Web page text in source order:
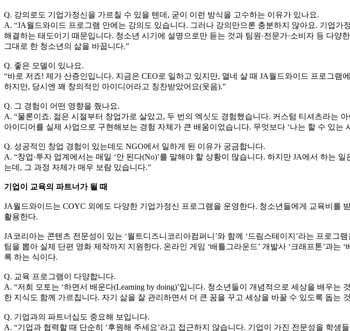
Q. 강의로도 기업가정신을 가르칠 수 있을 텐데, 굳이 이런 방식을 고수하는 이유가 있나요.
A. “JA월드와이드 프로그램 안에는 강의도 있습니다. 그러나 강의만으론 충분하지 않아요. 기업
해결하는 태도이기 때문입니다. 청소년 시기에 설명으로만 듣는 것과 팀원·전문가·소비자 등 다
그대로 한 청소년의 삶을 바꿉니다.”
Q. 좋은 모델이 있나요.
“바로 저죠! 제가 산증인입니다. 지금은 CEO로 일하고 있지만, 열네 살 때 JA월드와이드 프로그램
하지만, 당시엔 꽤 창의적인 아이디어라고 칭찬받았어요(웃음).”
Q. 그 경험이 어떤 영향을 줬나요.
A. “물론이죠. 젊은 시절부터 창업가로 살았고, 두 번의 엑싯도 경험했습니다. 커스텀 티셔츠라는
아이디어를 실제 사업으로 구현해보는 경험 자체가 큰 배움이었습니다. 무엇보다 ‘나는 할 수 있
Q. 성공적인 창업 경험이 있는데도 NGO에서 일하게 된 이유가 궁금합니다.
A. “창업·투자 업계에서는 매일 ‘안 된다(No)’를 말해야 할 상황이 많습니다. 하지만 JA에서 하는
는데, 그 과정 자체가 매우 보람 있습니다.”
기업이 교육의 파트너가 될 때
JA월드와이드는 COYC 외에도 다양한 기업가정신 프로그램을 운영한다. 청소년들에게 교육비를
활용한다.
JA코리아는 콘텐츠 전문성이 있는 ‘월트디즈니코리아컴퍼니’와 함께 ‘드림스테이지’라는 프로
팀을 뽑아 실제 단편 영화 제작까지 지원한다. 온라인 게임 ‘배틀그라운드’ 개발사 ‘크래프톤’과는
록 하는 식이다.
Q. 교육 프로그램이 다양합니다.
A. “저희 모토는 ‘하면서 배운다(Learning by doing)’입니다. 청소년들이 개념적으로 세상을 배우
한 지식도 함께 가르칩니다. 자기 삶을 잘 관리하면서 더 큰 꿈을 꾸고 세상을 바꿀 수 있도록 돕는
Q. 기업과의 파트너십도 중요해 보입니다.
A. “기업과 협력할 때 단순히 ‘후원해 주세요’라고 접근하지 않습니다. 기업이 가진 전문성을 학